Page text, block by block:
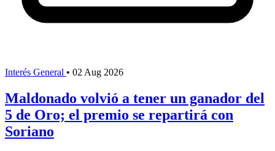
Interés General • 02 Aug 2026
Maldonado volvió a tener un ganador del
5 de Oro; el premio se repartirá con
Soriano